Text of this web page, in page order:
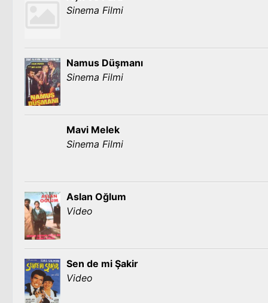
Sinema Filmi
Namus Düşmanı
Sinema Filmi
Mavi Melek
Sinema Filmi
Aslan Oğlum
Video
Sen de mi Şakir
Video